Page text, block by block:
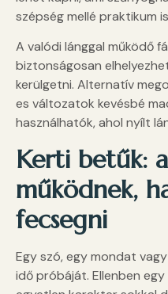
szépség mellé praktikum
A valódi lánggal működő
biztonságosan
kerülgetni. Alternatív
es változatok kevésbé
használhatók, ahol nyílt
Kerti betűk:
működnek,
fecsegni
Egy szó, egy mondat
idő próbáját. Ellenben